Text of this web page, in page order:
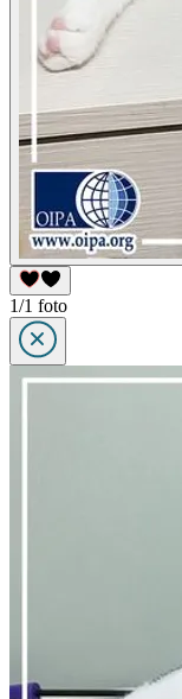
1/1 foto